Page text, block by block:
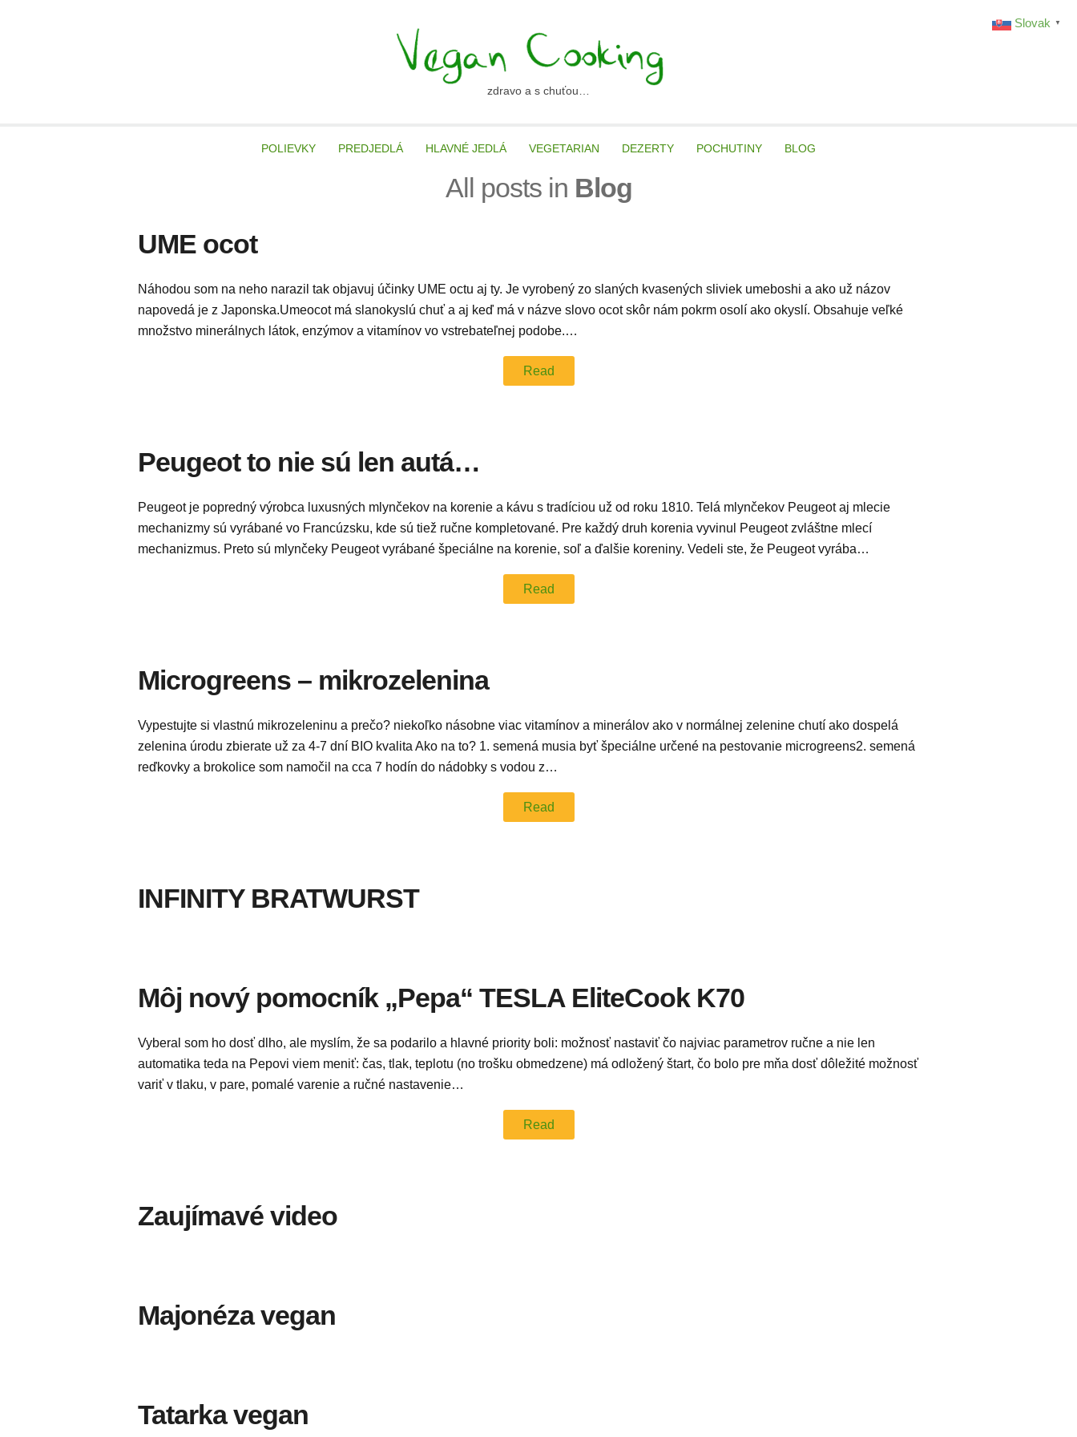
zdravo a s chuťou…
POLIEVKY PREDJEDLÁ HLAVNÉ JEDLÁ VEGETARIAN DEZERTY POCHUTINY BLOG
All posts in Blog
UME ocot
Náhodou som na neho narazil tak objavuj účinky UME octu aj ty. Je vyrobený zo slaných kvasených sliviek umeboshi a ako už názov
napovedá je z Japonska.Umeocot má slanokyslú chuť a aj keď má v názve slovo ocot skôr nám pokrm osolí ako okyslí. Obsahuje veľké
množstvo minerálnych látok, enzýmov a vitamínov vo vstrebateľnej podobe.…
Read
Peugeot to nie sú len autá…
Peugeot je popredný výrobca luxusných mlynčekov na korenie a kávu s tradíciou už od roku 1810. Telá mlynčekov Peugeot aj mlecie
mechanizmy sú vyrábané vo Francúzsku, kde sú tiež ručne kompletované. Pre každý druh korenia vyvinul Peugeot zvláštne mlecí
mechanizmus. Preto sú mlynčeky Peugeot vyrábané špeciálne na korenie, soľ a ďalšie koreniny. Vedeli ste, že Peugeot vyrába…
Read
Microgreens – mikrozelenina
Vypestujte si vlastnú mikrozeleninu a prečo? niekoľko násobne viac vitamínov a minerálov ako v normálnej zelenine chutí ako dospelá
zelenina úrodu zbierate už za 4-7 dní BIO kvalita Ako na to? 1. semená musia byť špeciálne určené na pestovanie microgreens2. semená
reďkovky a brokolice som namočil na cca 7 hodín do nádobky s vodou z…
Read
INFINITY BRATWURST
Môj nový pomocník „Pepa“ TESLA EliteCook K70
Vyberal som ho dosť dlho, ale myslím, že sa podarilo a hlavné priority boli: možnosť nastaviť čo najviac parametrov ručne a nie len
automatika teda na Pepovi viem meniť: čas, tlak, teplotu (no trošku obmedzene) má odložený štart, čo bolo pre mňa dosť dôležité možnosť
variť v tlaku, v pare, pomalé varenie a ručné nastavenie…
Read
Zaujímavé video
Majonéza vegan
Tatarka vegan
Slovak ▼